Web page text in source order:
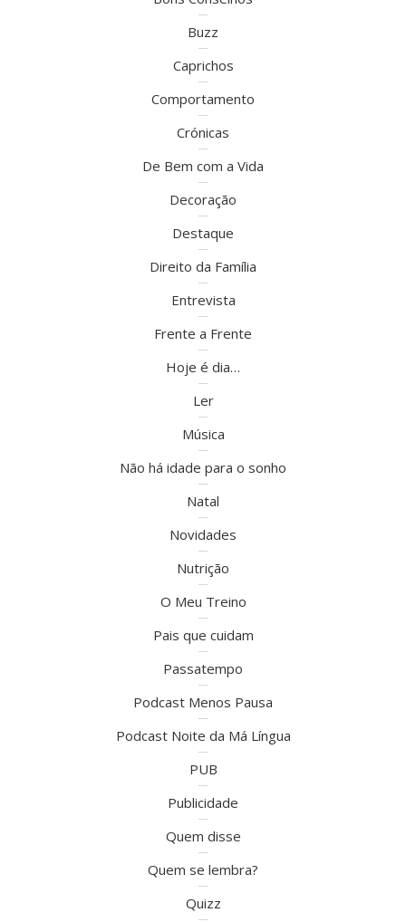
Buzz
Caprichos
Comportamento
Crónicas
De Bem com a Vida
Decoração
Destaque
Direito da Família
Entrevista
Frente a Frente
Hoje é dia…
Ler
Música
Não há idade para o sonho
Natal
Novidades
Nutrição
O Meu Treino
Pais que cuidam
Passatempo
Podcast Menos Pausa
Podcast Noite da Má Língua
PUB
Publicidade
Quem disse
Quem se lembra?
Quizz